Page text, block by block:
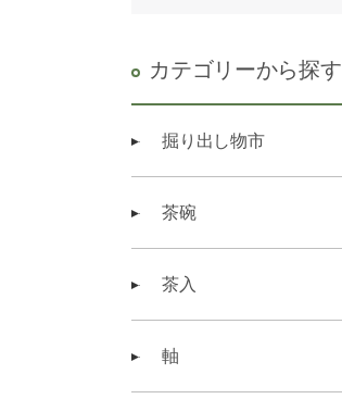
カテゴリーから探す
掘り出し物市
茶碗
茶入
軸